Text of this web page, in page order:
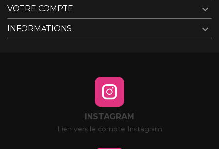
VOTRE COMPTE 
INFORMATIONS 
INSTAGRAM
Lien vers le compte Instagram